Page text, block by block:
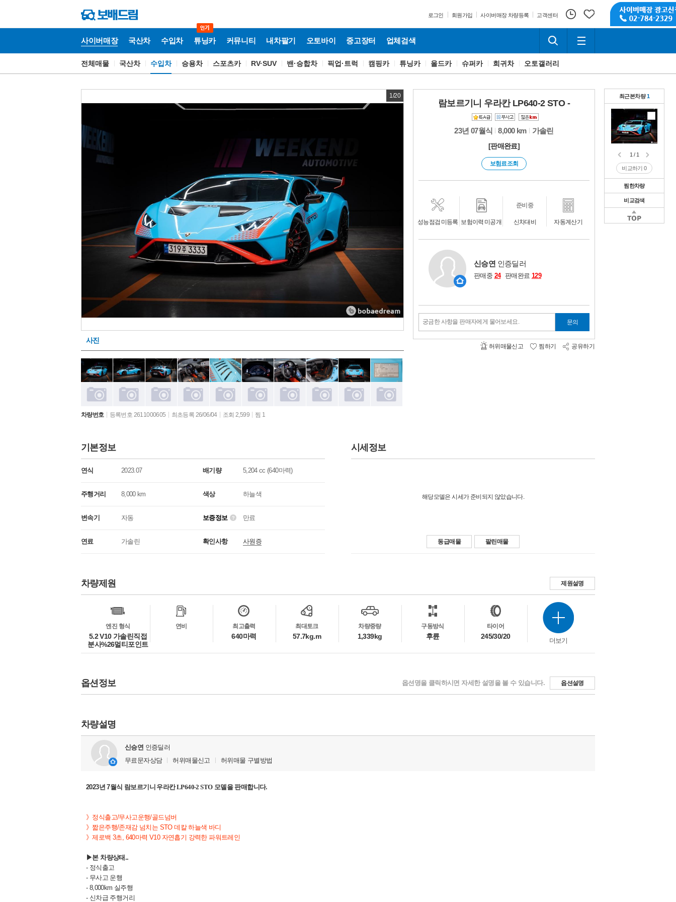
로그인 회원가입 사이버매장 차량등록 고객센터
사이버매장 국산차 수입차 튜닝카 커뮤니티 내차팔기 오토바이 중고장터 업체검색
사
전체매물 국산차 수입차 승용차 스포츠카 RV·SUV 밴·승합차 픽업·트럭 캠핑카 튜닝카 올드카 슈퍼카 희귀차 오토갤러리
1/20
사진
차량번호 등록번호 2611000605 최초등록 26/06/04 조회 2,599 찜 1
람보르기니 우라칸 LP640-2 STO -
23년 07월식 8,000 km 가솔린
[판매완료]
보험료조회
성능점검 미등록 보험이력 미공개 신차대비
준비중
자동계산기
신승연 인증딜러
판매중 24 판매완료 129
궁금한 사항을 판매자에게 물어보세요. 문의
허위매물신고 찜하기 공유하기
기본정보
연식 2023.07 배기량 5,204 cc (640마력)
주행거리 8,000 km 색상 하늘색
변속기 자동 보증정보 만료
연료 가솔린 확인사항 사원증
시세정보
해당모델은 시세가 준비되지 않았습니다.
동급매물 팔린매물
차량제원
제원설명
엔진 형식
5.2 V10 가솔린직접
분사%26멀티포인트
연비 최고출력
640마력
최대토크
57.7kg.m
차량중량
1,339kg
구동방식
후륜
타이어
245/30/20
더보기
옵션정보 옵션명을 클릭하시면 자세한 설명을 볼 수 있습니다. 옵션설명
차량설명
신승연 인증딜러
무료문자상담
허위매물신고 허위매물 구별방법
2023년 7월식 람보르기니 우라칸 LP640-2 STO모델을 판매합니다.
》정식출고/무사고운행/골드넘버
》짧은주행/존재감 넘치는 STO 데칼 하늘색 바디
》제로백 3초, 640마력 V10 자연흡기 강력한 파워트레인
▶본 차량상태..
- 정식출고
- 무사고 운행
- 8,000km 실주행
- 신차급 주행거리
최근본차량1
1 / 1
비교하기0
찜한차량
1 / 1
비교하기
비교검색
1 / 1